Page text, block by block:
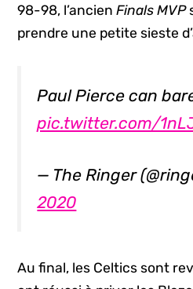
98-98, l’ancienFinals MVP
prendre une petite sieste
Paul Pierce can
pic.twitter.com/
— The Ringer
2020
Au final, les Celtics sont